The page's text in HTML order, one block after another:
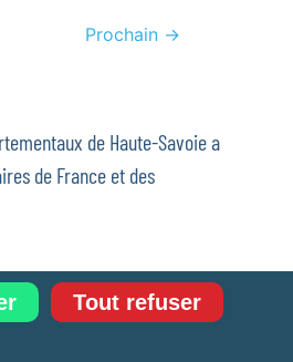
Prochain →
de Haute-Savoie a
de France et des
Tout refuser